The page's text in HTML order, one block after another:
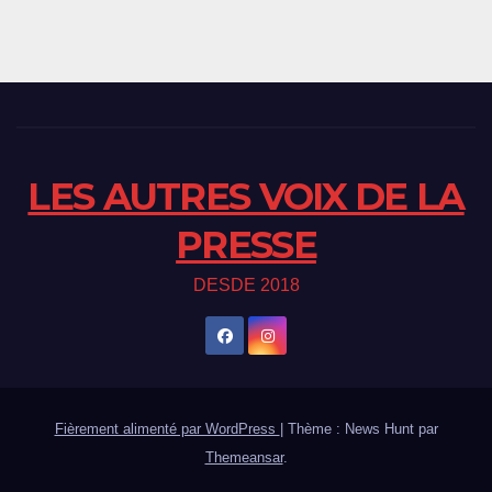
LES AUTRES VOIX DE LA
PRESSE
DESDE 2018
Fièrement alimenté par WordPress
Thème : News Hunt par
Themeansar.